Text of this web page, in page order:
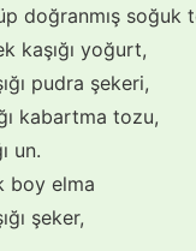
doğranmış soğuk
kaşığı yoğurt,
pudra şekeri,
kabartma tozu,
un.
boy elma
şeker,